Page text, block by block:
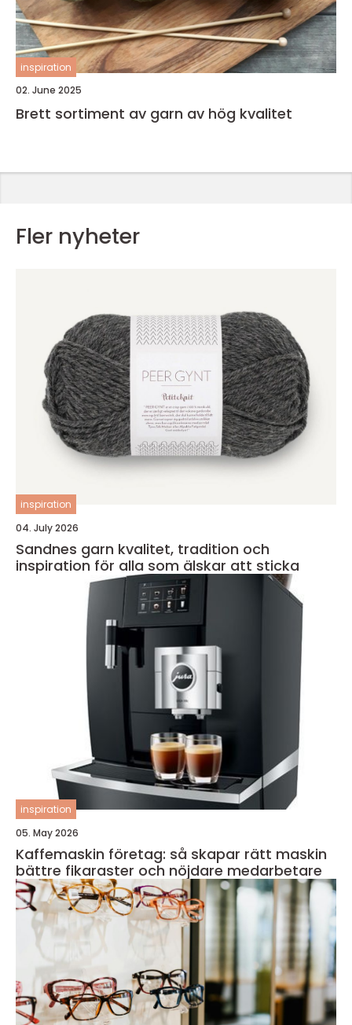
inspiration
02. June 2025
Brett sortiment av garn av hög kvalitet
Fler nyheter
inspiration
04. July 2026
Sandnes garn kvalitet, tradition och
inspiration för alla som älskar att sticka
inspiration
05. May 2026
Kaffemaskin företag: så skapar rätt maskin
bättre fikaraster och nöjdare medarbetare